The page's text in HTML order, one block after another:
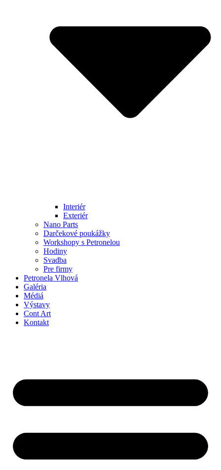
Interiér
Exteriér
Nano Parts
Darčekové poukážky
Workshopy s Petronelou
Hodiny
Svadba
Pre firmy
Petronela Vlhová
Galéria
Médiá
Výstavy
Cont Art
Kontakt